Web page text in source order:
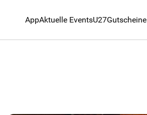
AppAktuelle EventsU27Gutscheine